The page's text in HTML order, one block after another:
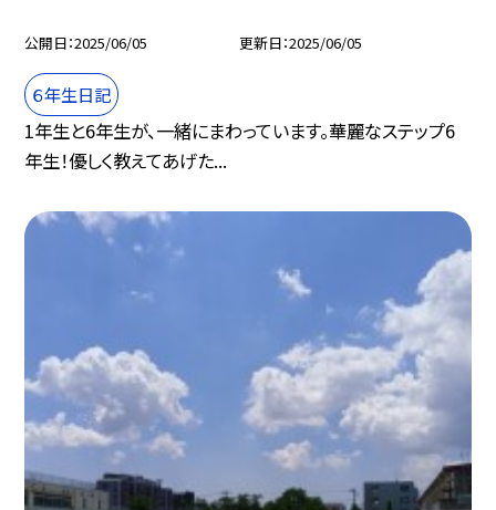
公開日 2025/06/05 更新日 2025/06/05
６年生日記
1年生と6年生が、一緒にまわっています。華麗なステップ6
年生！優しく教えてあげた...